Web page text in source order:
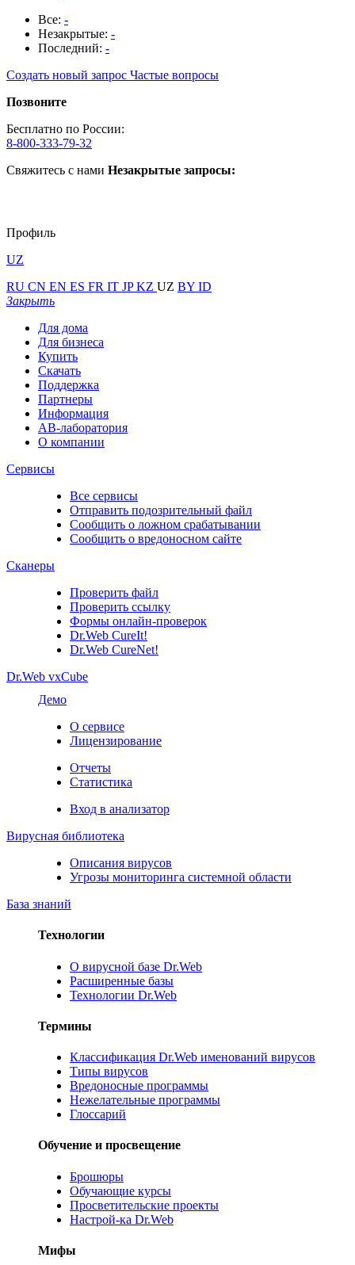
Все: -
Незакрытые: -
Последний: -
Создать новый запрос Частые вопросы
Позвоните
Бесплатно по России:
8-800-333-79-32
Свяжитесь с нами Незакрытые запросы:
Профиль
UZ
RU CN EN ES FR IT JPKZ UZ BY ID
Закрыть
Для дома
Для бизнеса
Купить
Скачать
Поддержка
Партнеры
Информация
АВ-лаборатория
О компании
Сервисы
Все сервисы
Отправить подозрительный файл
Сообщить о ложном срабатывании
Сообщить о вредоносном сайте
Сканеры
Проверить файл
Проверить ссылку
Формы онлайн-проверок
Dr.Web CureIt!
Dr.Web CureNet!
Dr.Web vxCube
Демо
О сервисе
Лицензирование
Отчеты
Статистика
Вход в анализатор
Вирусная библиотека
Описания вирусов
Угрозы мониторинга системной области
База знаний
Технологии
О вирусной базе Dr.Web
Расширенные базы
Технологии Dr.Web
Термины
Классификация Dr.Web именований вирусов
Типы вирусов
Вредоносные программы
Нежелательные программы
Глоссарий
Обучение и просвещение
Брошюры
Обучающие курсы
Просветительские проекты
Настрой-ка Dr.Web
Мифы